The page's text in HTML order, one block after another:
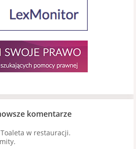
komentarze
Toaleta w restauracji.